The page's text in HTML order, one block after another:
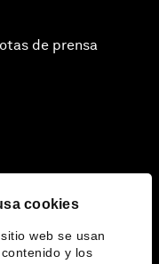
cookies
web se usan
y los
de prensa